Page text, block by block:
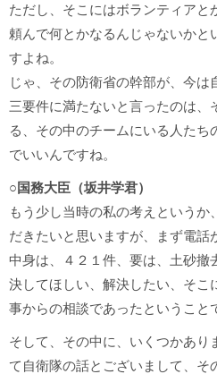
ただし、そこにはボランティアと
頼んで何とかなるんじゃないかと
すよね。
じゃ、その防衛省の幹部が、今は
三要件に満たないと言ったのは、
る、その中のチームにいる人たち
でいいんですね。
○国務大臣（坂井学君）
もう少し当時の私の考えというか
だきたいと思いますが、まず電話
中身は、４２１件、要は、土砂撤
決してほしい、解決したい、そこ
事からの相談であったということ
そして、その中に、いくつかあり
て自衛隊の話とございまして、そ